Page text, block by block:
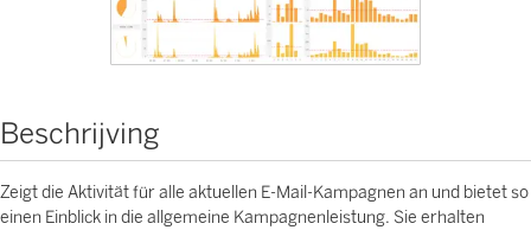
Beschrijving
Zeigt die Aktivität für alle aktuellen E-Mail-Kampagnen an und bietet so
einen Einblick in die allgemeine Kampagnenleistung. Sie erhalten